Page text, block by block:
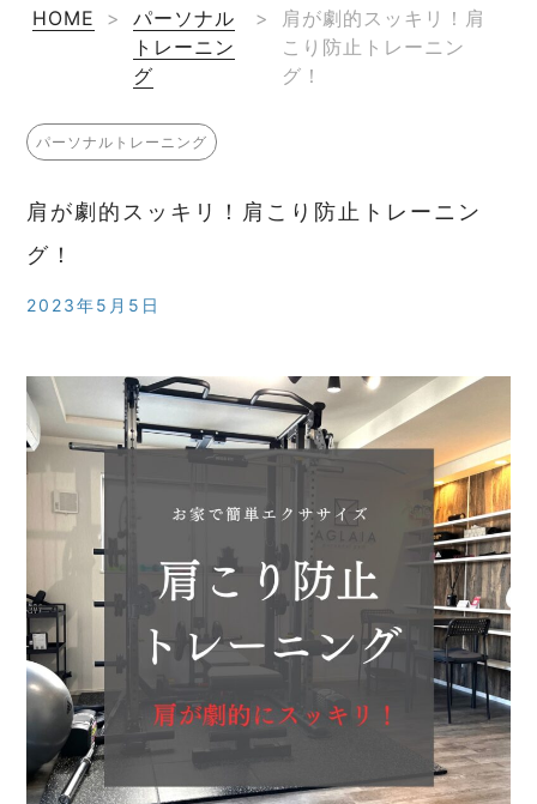
HOME >
パーソナル
トレーニン
グ
>
肩が劇的スッキリ！肩
こり防止トレーニン
グ！
パーソナルトレーニング
肩が劇的スッキリ！肩こり防止トレーニン
グ！
2023年5月5日